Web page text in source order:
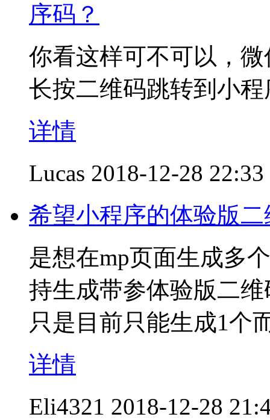
序码？
你看这样可不可以，
长按二维码跳转到小
详情
Lucas 2018-12-28 22:33
希望小程序的体验版
是想在mp页面生成多
持生成带参体验版二
只是目前只能生成1个
详情
Eli4321 2018-12-28